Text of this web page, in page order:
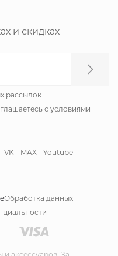
и скидках
рассылок
с условиями
VK MAX Youtube
Обработка данных